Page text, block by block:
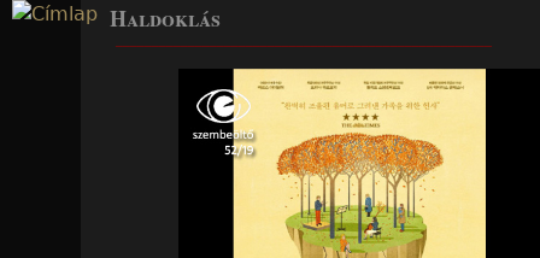
Jump to navigation
Haldoklás